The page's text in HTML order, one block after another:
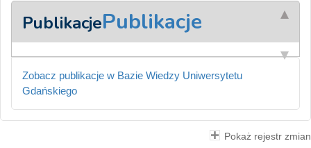
PublikacjePublikacje
Zobacz publikacje w Bazie Wiedzy Uniwersytetu
Gdańskiego
Pokaż rejestr zmian